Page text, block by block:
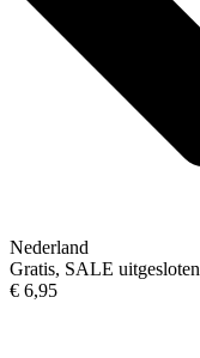
Nederland
Gratis, SALE uitgesloten
€ 6,95